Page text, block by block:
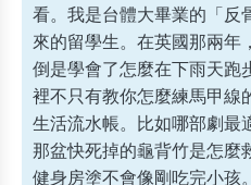
看。我是台體大畢業的「反
來的留學生。在英國那兩年
倒是學會了怎麼在下雨天跑
裡不只有教你怎麼練馬甲線
生活流水帳。比如哪部劇最
那盆快死掉的龜背竹是怎麼
健身房塗不會像剛吃完小孩